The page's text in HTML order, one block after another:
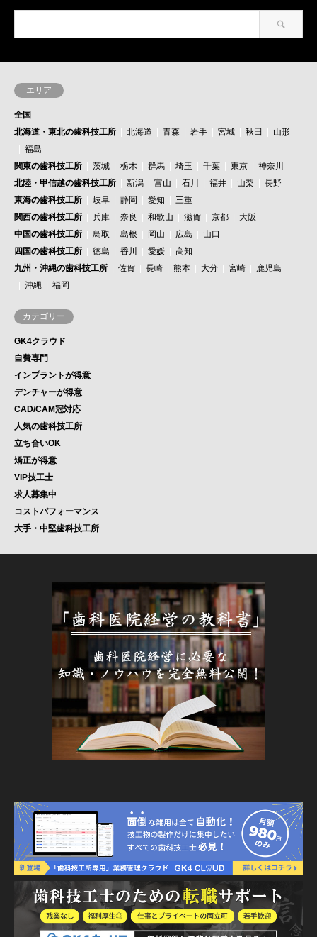
エリア
全国
北海道・東北の歯科技工所
北海道 青森 岩手 宮城 秋田
山形
福島
関東の歯科技工所
茨城 栃木 群馬 埼玉 千葉 東京
神奈川
北陸・甲信越の歯科技工所
新潟 富山 石川 福井 山梨
長野
東海の歯科技工所
岐阜 静岡 愛知
三重
関西の歯科技工所
兵庫 奈良 和歌山 滋賀 京都
大阪
中国の歯科技工所
鳥取 島根 岡山 広島
山口
四国の歯科技工所
徳島 香川 愛媛
高知
九州・沖縄の歯科技工所
佐賀 長崎 熊本 大分 宮崎
鹿児島
沖縄
福岡
カテゴリー
GK4クラウド
自費専門
インプラントが得意
デンチャーが得意
CAD/CAM冠対応
人気の歯科技工所
立ち合いOK
矯正が得意
VIP技工士
求人募集中
コストパフォーマンス
大手・中堅歯科技工所